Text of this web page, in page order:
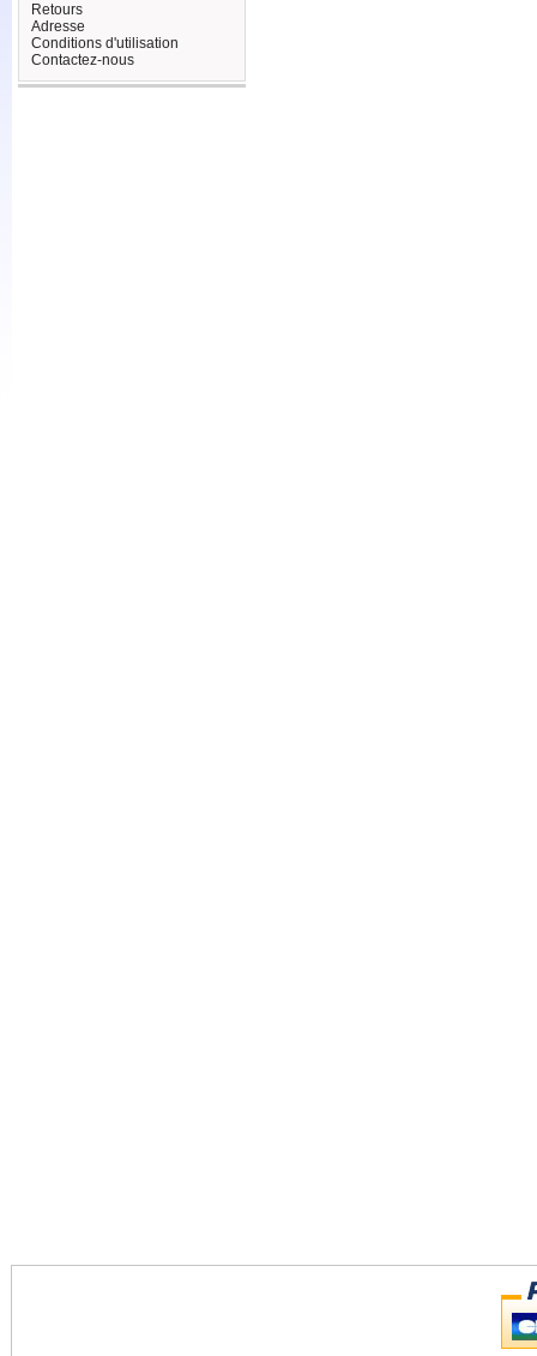
Retours
Adresse
Conditions d'utilisation
Contactez-nous